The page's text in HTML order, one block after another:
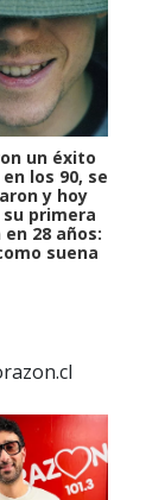
un éxito
los 90, se
y hoy
primera
28 años:
suena